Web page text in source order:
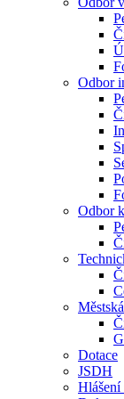
Odbor
Odbor
Dotace
JSDH
Hlášení